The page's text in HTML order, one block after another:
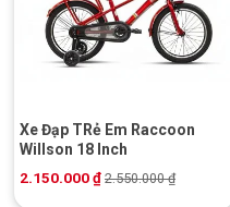
Xe Đạp TRẻ Em Raccoon
Willson 18 Inch
2.150.000₫ 2.550.000₫